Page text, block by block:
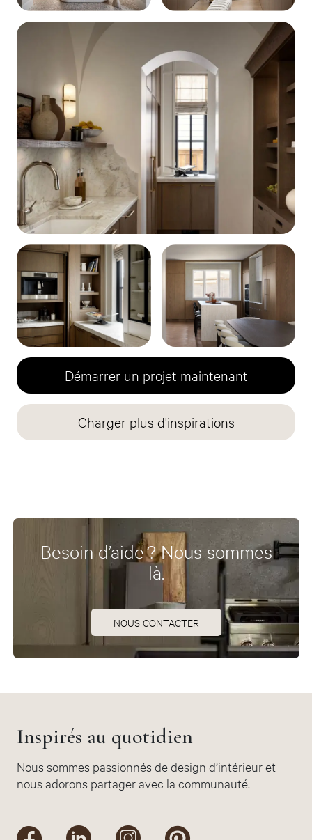
Démarrer un projet maintenant
Charger plus d'inspirations
Besoin d’aide ? Nous sommes
là.
NOUS CONTACTER
Inspirés au quotidien
Nous sommes passionnés de design d’intérieur et
nous adorons partager avec la communauté.